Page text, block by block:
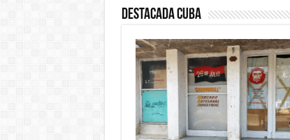
Destacada Cuba